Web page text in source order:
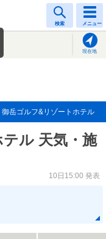
検索 メニュー
現在地
御岳ゴルフ&リゾートホテル
ル 天気・施
10日15:00 発表